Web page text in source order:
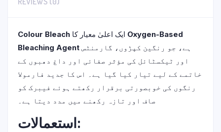
Colour Bleach
Oxygen-Based
Bleaching Agent
اور ٹیکسٹائل کی مؤثر صفائی اور داغ دھبوں کے
خاتمے کے لیے تیار کیا گیا ہے۔ اس کا جدید فارمولا
رنگوں کی خوبصورتی برقرار رکھتے ہوئے فیبرک کو
صاف اور تازہ رکھنے میں مدد دیتا ہے۔
استعمالات: